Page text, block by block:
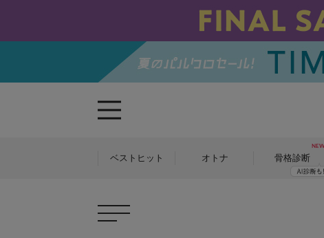
ベストヒット オトナ 骨格診断